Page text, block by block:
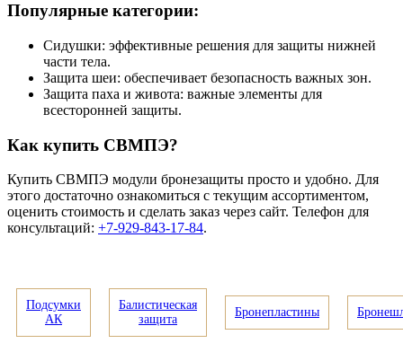
Популярные категории:
Сидушки: эффективные решения для защиты нижней
части тела.
Защита шеи: обеспечивает безопасность важных зон.
Защита паха и живота: важные элементы для
всесторонней защиты.
Как купить СВМПЭ?
Купить СВМПЭ модули бронезащиты просто и удобно. Для
этого достаточно ознакомиться с текущим ассортиментом,
оценить стоимость и сделать заказ через сайт. Телефон для
консультаций: +7-929-843-17-84.
Подсумки
АК
Балистическая
защита
Бронепластины